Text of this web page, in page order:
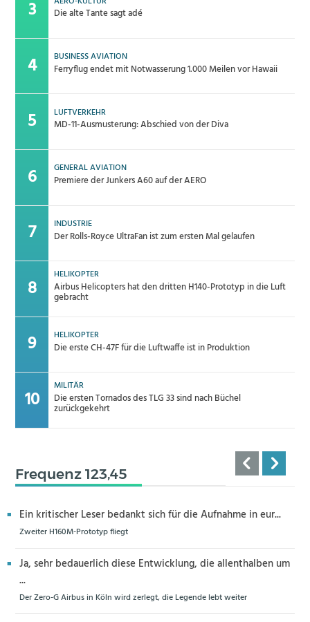
Die alte Tante sagt adé
BUSINESS AVIATION
Ferryflug endet mit Notwasserung 1.000 Meilen vor Hawaii
LUFTVERKEHR
MD-11-Ausmusterung: Abschied von der Diva
GENERAL AVIATION
Premiere der Junkers A60 auf der AERO
INDUSTRIE
Der Rolls-Royce UltraFan ist zum ersten Mal gelaufen
HELIKOPTER
Airbus Helicopters hat den dritten H140-Prototyp in die Luft
gebracht
HELIKOPTER
Die erste CH-47F für die Luftwaffe ist in Produktion
MILITÄR
Die ersten Tornados des TLG 33 sind nach Büchel
zurückgekehrt
Frequenz 123,45
Ein kritischer Leser bedankt sich für die Aufnahme in eur...
Zweiter H160M-Prototyp fliegt
Ja, sehr bedauerlich diese Entwicklung, die allenthalben um
...
Der Zero-G Airbus in Köln wird zerlegt, die Legende lebt weiter